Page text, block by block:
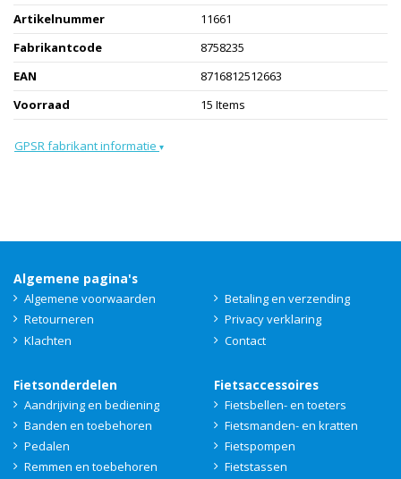
Artikelnummer
11661
Fabrikantcode
8758235
EAN
8716812512663
Voorraad
15 Items
GPSR fabrikant informatie ▾
Algemene pagina's
Algemene voorwaarden
Betaling en verzending
Retourneren
Privacy verklaring
Klachten
Contact
Fietsonderdelen
Aandrijving en bediening
Banden en toebehoren
Pedalen
Remmen en toebehoren
Fietsaccessoires
Fietsbellen- en toeters
Fietsmanden- en kratten
Fietspompen
Fietstassen